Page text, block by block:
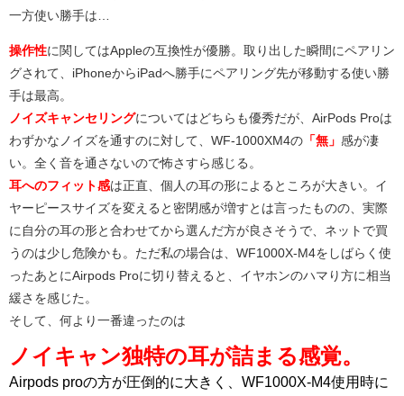
一方使い勝手は…
操作性に関してはAppleの互換性が優勝。取り出した瞬間にペアリン
グされて、iPhoneからiPadへ勝手にペアリング先が移動する使い勝
手は最高。
ノイズキャンセリングについてはどちらも優秀だが、AirPods Proは
わずかなノイズを通すのに対して、WF-1000XM4の 「無」 感が凄
い。全く音を通さないので怖さすら感じる。
耳へのフィット感は正直、個人の耳の形によるところが大きい。イ
ヤーピースサイズを変えると密閉感が増すとは言ったものの、実際
に自分の耳の形と合わせてから選んだ方が良さそうで、ネットで買
うのは少し危険かも。ただ私の場合は、WF1000X-M4をしばらく使
ったあとにAirpods Proに切り替えると、イヤホンのハマり方に相当
緩さを感じた。
そして、何より一番違ったのは
ノイキャン独特の耳が詰まる感覚。
Airpods proの方が圧倒的に大きく、WF1000X-M4使用時に